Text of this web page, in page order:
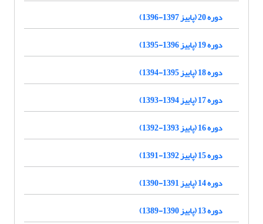
دوره 20 (پاییز 1397-1396)
دوره 19 (پاییز 1396-1395)
دوره 18 (پاییز 1395-1394)
دوره 17 (پاییز 1394-1393)
دوره 16 (پاییز 1393-1392)
دوره 15 (پاییز 1392-1391)
دوره 14 (پاییز 1391-1390)
دوره 13 (پاییز 1390-1389)